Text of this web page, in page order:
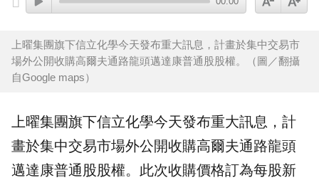
上曜集團旗下信立化學今天發布重大訊息，計畫於集中交易市
場外公開收購高爾夫通路龍頭邁達康普通股股權。（圖／翻攝
自Google maps）
上曜集團旗下信立化學今天發布重大訊息，計
畫於集中交易市場外公開收購高爾夫通路龍頭
邁達康普通股股權。此次收購價格訂為每股新